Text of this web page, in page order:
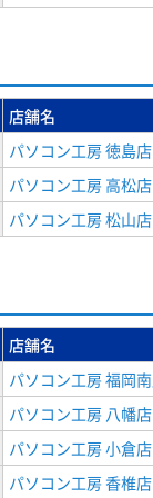
店舗名
パソコン工房 徳島店
パソコン工房 高松店
パソコン工房 松山店
店舗名
パソコン工房 福岡
パソコン工房 八幡店
パソコン工房 小倉店
パソコン工房 香椎店